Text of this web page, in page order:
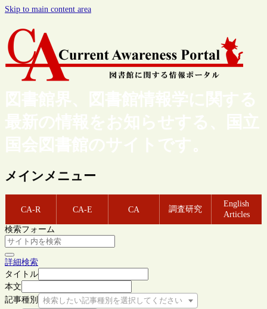
Skip to main content area
図書館界、図書館情報学に関する
最新の情報をお知らせする、国立
国会図書館のサイトです。
メインメニュー
CA-R CA-E CA 調査研究
English
Articles
検索フォーム
詳細検索
タイトル
本文
記事種別
検索したい記事種別を選択してください